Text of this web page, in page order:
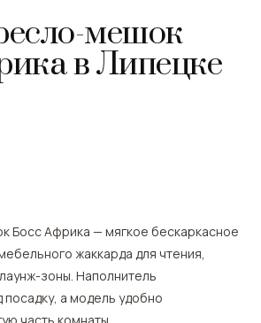
мешок
вЛипецке
Босс Африка — мягкое бескаркасное
жаккарда для чтения,
зоны. Наполнитель
посадку, а модель удобно
часть комнаты.